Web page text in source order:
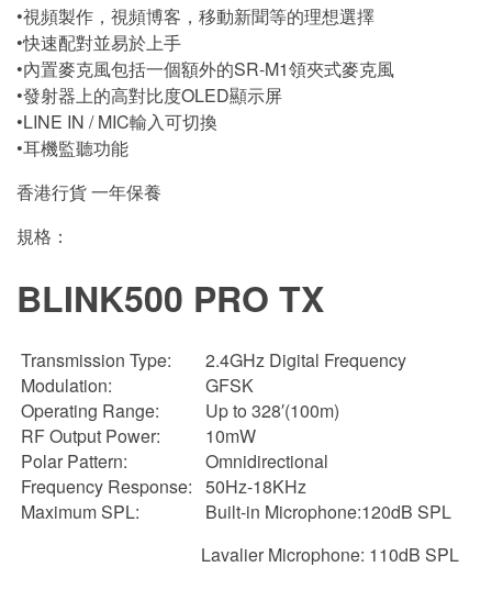
•視頻製作，視頻博客，移動新聞等的理想選擇
•快速配對並易於上手
•內置麥克風包括一個額外的SR-M1領夾式麥克風
•發射器上的高對比度OLED顯示屏
•LINE IN / MIC輸入可切換
•耳機監聽功能
香港行貨 一年保養
規格：
BLINK500 PRO TX
Transmission Type:
2.4GHz Digital Frequency
Modulation:
GFSK
Operating Range:
Up to 328′(100m)
RF Output Power:
10mW
Polar Pattern:
Omnidirectional
Frequency Response: 50Hz-18KHz
Maximum SPL:
Built-in Microphone:120dB SPL
Lavalier Microphone: 110dB SPL